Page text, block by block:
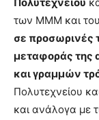
των ΜΜΜ και του
σε προσωρινές
μεταφοράς της
και γραμμών
Πολυτεχνείου
και ανάλογα με